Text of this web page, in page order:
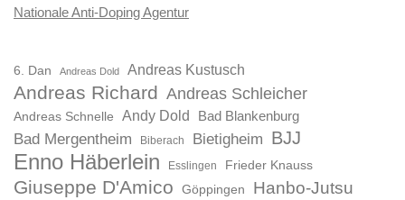
Nationale Anti-Doping Agentur
6. Dan Andreas Dold Andreas Kustusch
Andreas Richard Andreas Schleicher
Andreas Schnelle Andy Dold Bad Blankenburg
Bad Mergentheim Biberach Bietigheim BJJ
Enno Häberlein Esslingen Frieder Knauss
Giuseppe D'Amico Göppingen
Hanbo-Jutsu